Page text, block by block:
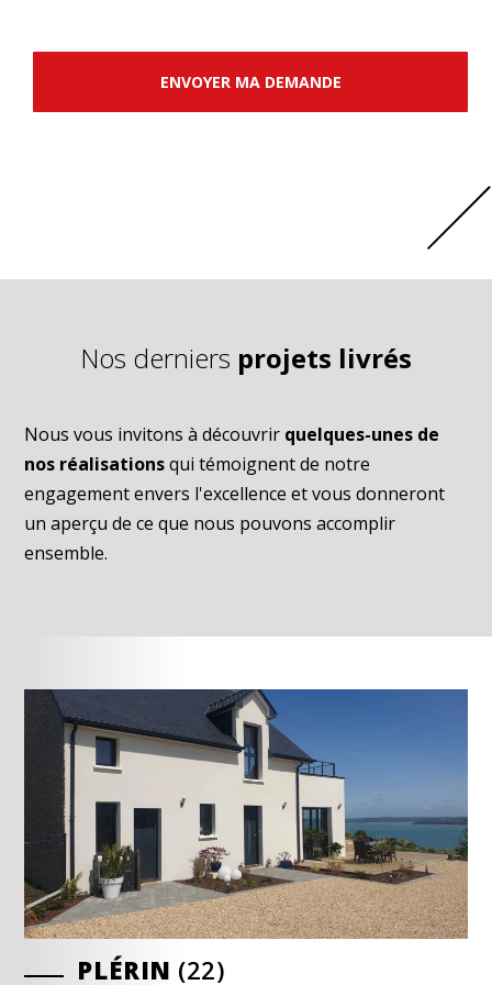
ENVOYER MA DEMANDE
Nos derniers projets livrés
Nous vous invitons à découvrir quelques-unes de
nos réalisationsqui témoignent de notre
engagement envers l'excellence et vous donneront
un aperçu de ce que nous pouvons accomplir
ensemble.
PLÉRIN (22)
PLÉRIN (22)
LE GRAND-CELLAND